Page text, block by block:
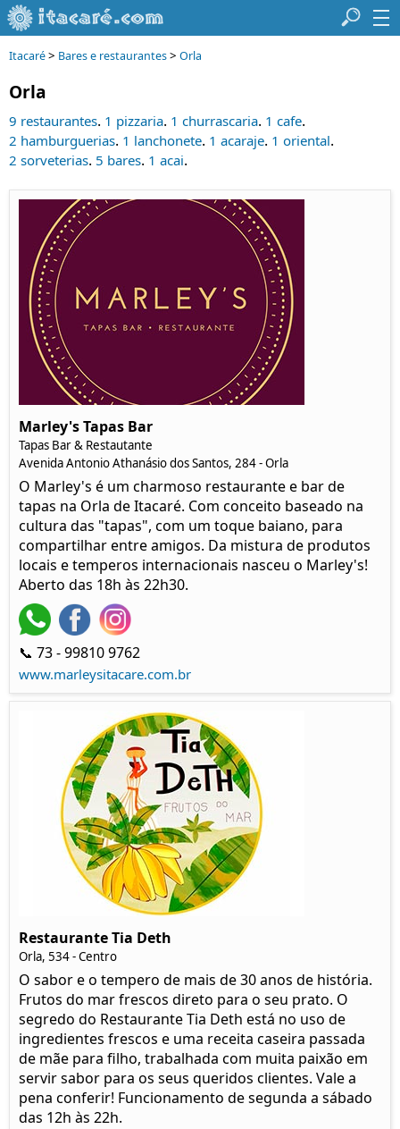
Itacaré> Bares e restaurantes> Orla
Orla
9 restaurantes. 1 pizzaria. 1 churrascaria. 1 cafe.
2 hamburguerias. 1 lanchonete. 1 acaraje. 1 oriental.
2 sorveterias. 5 bares. 1 acai.
Marley's Tapas Bar
Tapas Bar & Restautante
Avenida Antonio Athanásio dos Santos, 284 - Orla
O Marley's é um charmoso restaurante e bar de
tapas na Orla de Itacaré. Com conceito baseado na
cultura das "tapas", com um toque baiano, para
compartilhar entre amigos. Da mistura de produtos
locais e temperos internacionais nasceu o Marley's!
Aberto das 18h às 22h30.
📞 73 - 99810 9762
www.marleysitacare.com.br
Restaurante Tia Deth
Orla, 534 - Centro
O sabor e o tempero de mais de 30 anos de história.
Frutos do mar frescos direto para o seu prato. O
segredo do Restaurante Tia Deth está no uso de
ingredientes frescos e uma receita caseira passada
de mãe para filho, trabalhada com muita paixão em
servir sabor para os seus queridos clientes. Vale a
pena conferir! Funcionamento de segunda a sábado
das 12h às 22h.